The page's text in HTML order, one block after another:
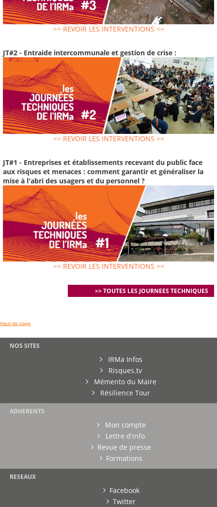
>> REVOIR LES INTERVENTIONS <<
JT#2 - Entraide intercommunale et gestion de crise :
>> REVOIR LES INTERVENTIONS <<
JT#1 - Entreprises et établissements recevant du public face
aux risques et menaces : comment garantir et généraliser la
mise à l'abri des usagers et du personnel ?
>> REVOIR LES INTERVENTIONS <<
>> TOUTES LES JOURNEES TECHNIQUES
Haut de page
NOS SITES
IRMa Infos
Risques.tv
Mémento du Maire
Résilience Tour
ADHERENTS
Mon compte
Lettre d'info
Revue de presse
Formations
RESEAUX
Facebook
Twitter